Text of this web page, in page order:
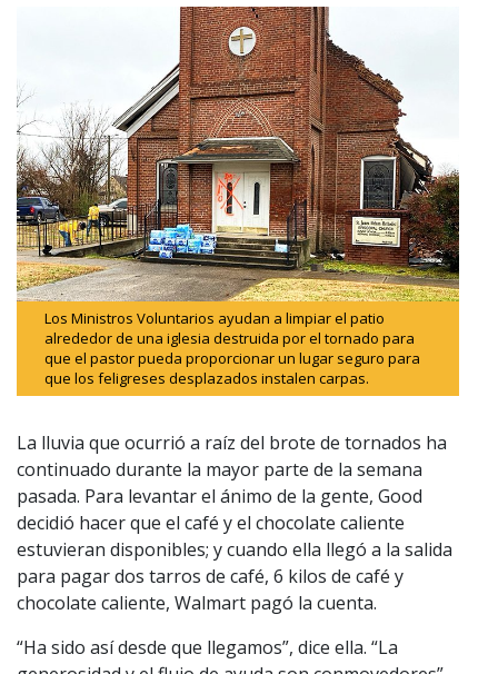
Los Ministros Voluntarios ayudan a limpiar el patio
alrededor de una iglesia destruida por el tornado para
que el pastor pueda proporcionar un lugar seguro para
que los feligreses desplazados instalen carpas.
La lluvia que ocurrió a raíz del brote de tornados ha
continuado durante la mayor parte de la semana
pasada. Para levantar el ánimo de la gente, Good
decidió hacer que el café y el chocolate caliente
estuvieran disponibles; y cuando ella llegó a la salida
para pagar dos tarros de café, 6 kilos de café y
chocolate caliente, Walmart pagó la cuenta.
“Ha sido así desde que llegamos”, dice ella. “La